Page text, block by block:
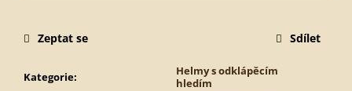
Kategorie:
Helmy s odklápěcím
hledím
Zeptat se Sdílet